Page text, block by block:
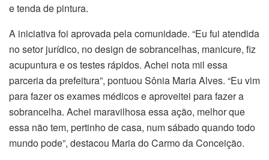
e tenda de pintura.
A iniciativa foi aprovada pela comunidade. “Eu fui atendida
no setor jurídico, no design de sobrancelhas, manicure, fiz
acupuntura e os testes rápidos. Achei nota mil essa
parceria da prefeitura”, pontuou Sônia Maria Alves. “Eu vim
para fazer os exames médicos e aproveitei para fazer a
sobrancelha. Achei maravilhosa essa ação, melhor que
essa não tem, pertinho de casa, num sábado quando todo
mundo pode”, destacou Maria do Carmo da Conceição.